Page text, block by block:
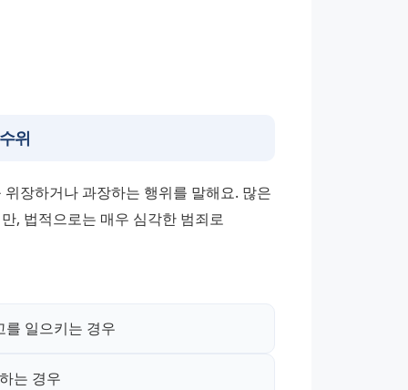
위
장하거나 과장하는 행위를 말해요. 많은
, 법적으로는 매우 심각한 범죄로
일으키는 경우
는 경우